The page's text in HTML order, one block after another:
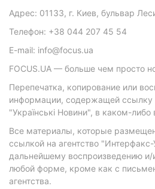
Адрес: 01133, г. Киев, бульвар
Телефон: +38 044 207 45 54
E-mail: info@focus.ua
FOCUS.UA — больше чем просто
Перепечатка, копирование или
информации, содержащей ссылку
"Українські Новини", в каком-
Все материалы, которые
ссылкой на агентство
дальнейшему воспроизведению
любой форме, кроме как с
агентства.